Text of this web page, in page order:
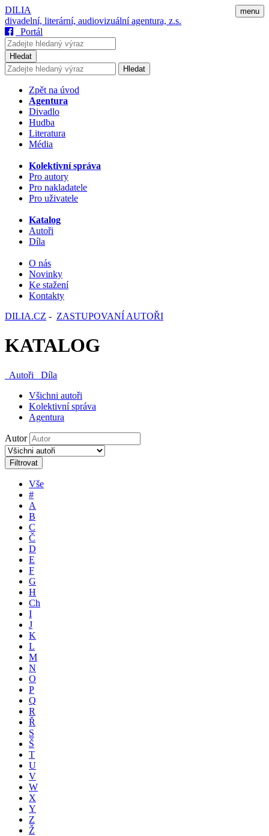
menu
DILIA
divadelní, literární, audiovizuální agentura, z.s.
Portál
Hledat
Hledat
Zpět na úvod
Agentura
Divadlo
Hudba
Literatura
Média
Kolektivní správa
Pro autory
Pro nakladatele
Pro uživatele
Katalog
Autoři
Díla
O nás
Novinky
Ke stažení
Kontakty
DILIA.CZ - ZASTUPOVANÍ AUTOŘI
KATALOG
Autoři
Díla
Všichni autoři
Kolektivní správa
Agentura
Autor
Filtrovat
Vše
#
A
B
C
Č
D
E
F
G
H
Ch
I
J
K
L
M
N
O
P
Q
R
Ř
S
Š
T
U
V
W
X
Y
Z
Ž